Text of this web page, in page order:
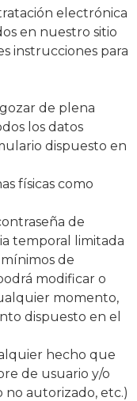
electrónica
en nuestro sitio
instrucciones para
de plena
los datos
dispuesto en
físicas como
de
temporal limitada
de
modificar o
momento,
dispuesto en el
hecho que
de usuario y/o
no autorizado, etc.)